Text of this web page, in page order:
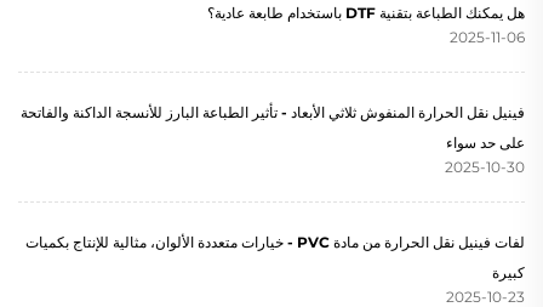
هل يمكنك الطباعة بتقنية DTF باستخدام طابعة عادية؟
2025-11-06
فينيل نقل الحرارة المنفوش ثلاثي الأبعاد - تأثير الطباعة البارز للأنسجة الداكنة والفاتحة
على حد سواء
2025-10-30
لفات فينيل نقل الحرارة من مادة PVC - خيارات متعددة الألوان، مثالية للإنتاج بكميات
كبيرة
2025-10-23